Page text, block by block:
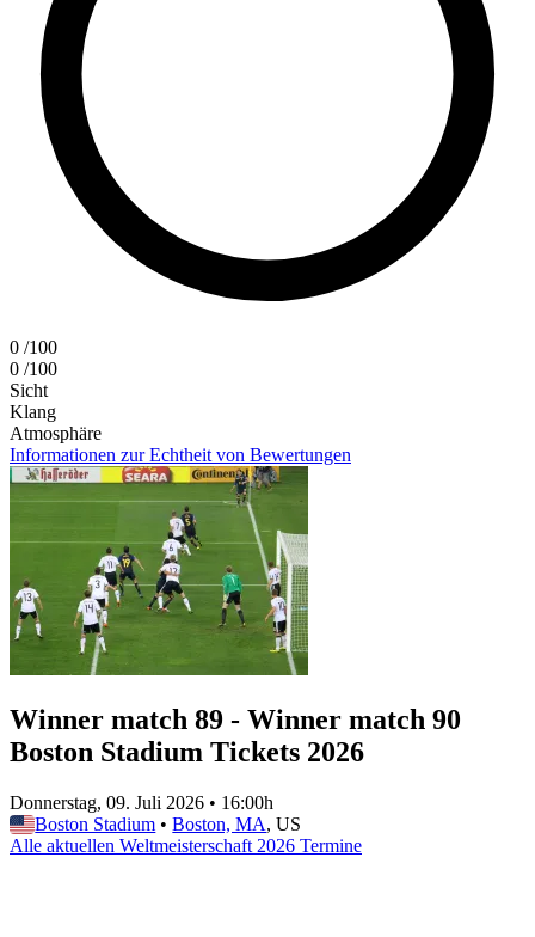
0 /100
0 /100
Sicht
Klang
Atmosphäre
Informationen zur Echtheit von Bewertungen
Winner match 89 - Winner match 90
Boston Stadium Tickets 2026
Donnerstag, 09. Juli 2026 • 16:00h
Boston Stadium • Boston, MA, US
Alle aktuellen Weltmeisterschaft 2026 Termine